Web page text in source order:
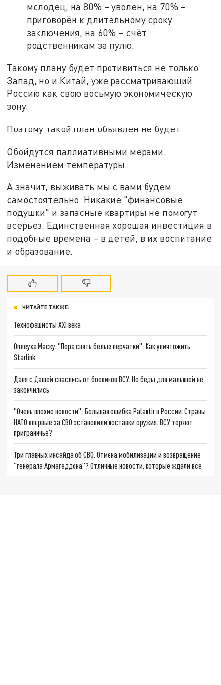
молодец, на 80% – уволен, на 70% –
приговорён к длительному сроку
заключения, на 60% – счёт
родственникам за пулю.
Такому плану будет противиться не только
Запад, но и Китай, уже рассматривающий
Россию как свою восьмую экономическую
зону.
Поэтому такой план объявлен не будет.
Обойдутся паллиативными мерами.
Изменением температуры.
А значит, выживать мы с вами будем
самостоятельно. Никакие "финансовые
подушки" и запасные квартиры не помогут
всерьёз. Единственная хорошая инвестиция в
подобные времена – в детей, в их воспитание
и образование.
ЧИТАЙТЕ ТАКЖЕ:
Технофашисты XXI века
Оплеуха Маску. "Пора снять белые перчатки": Как уничтожить
Starlink
Даня с Дашей спаслись от боевиков ВСУ. Но беды для малышей не
закончились
"Очень плохие новости": Большая ошибка Palantir в России. Страны
НАТО впервые за СВО остановили поставки оружия. ВСУ теряют
приграничье?
Три главных инсайда об СВО. Отмена мобилизации и возвращение
"генерала Армагеддона"? Отличные новости, которые ждали все